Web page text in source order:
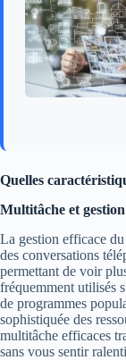
Quelles
Multitâche et
La gestion efficace du
des conversations
permettant de voir
fréquemment utilisés
de programmes
sophistiquée des
multitâche efficaces
sans vous sentir